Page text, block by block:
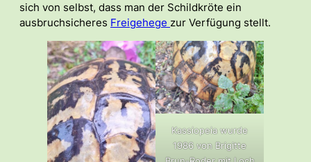
sich von selbst, dass man der Schildkröte ein
ausbruchsicheres Freigehege zur Verfügung stellt.
Kassiopeia wurde
1986 von Brigitte